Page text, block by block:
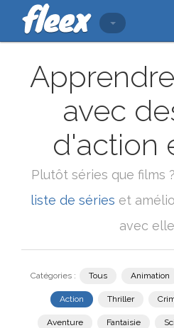
avec
d'action
Plutôt séries que films
liste de séries et
avec
Catégories : Tous Animation
Action Thriller
Aventure Fantaisie